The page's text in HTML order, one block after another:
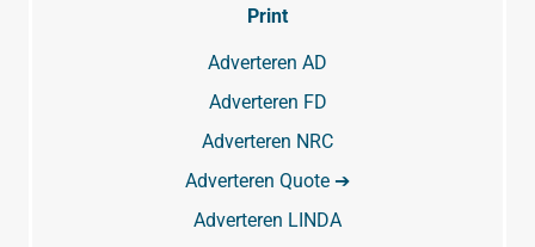
Print
Adverteren AD
Adverteren FD
Adverteren NRC
Adverteren Quote ➔
Adverteren LINDA